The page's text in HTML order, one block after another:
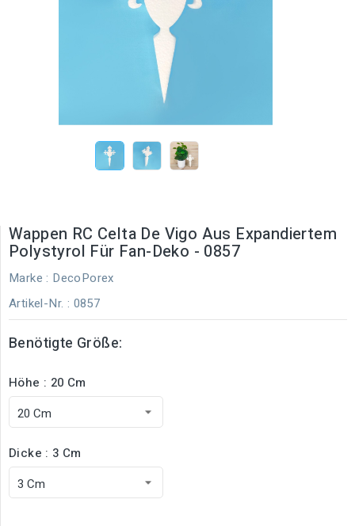
Wappen RC Celta De Vigo Aus Expandiertem
Polystyrol Für Fan-Deko - 0857
Marke : DecoPorex
Artikel-Nr. : 0857
Benötigte Größe:
Höhe : 20 Cm
Dicke : 3 Cm